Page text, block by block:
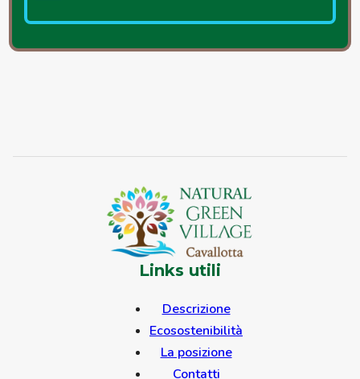
Links utili
Descrizione
Ecosostenibilità
La posizione
Contatti